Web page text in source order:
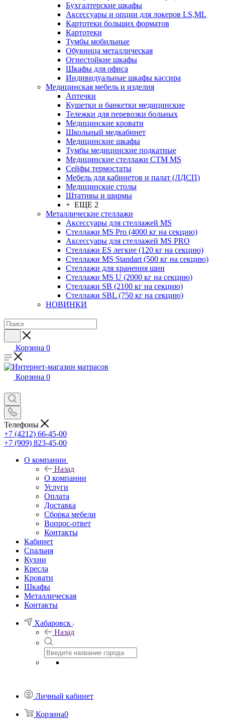
Бухгалтерские шкафы
Аксессуары и опции для локеров LS,ML
Картотеки больших форматов
Картотеки
Тумбы мобильные
Обувница металлическая
Огнестойкие шкафы
Шкафы для офиса
Индивидуальные шкафы кассира
Медицинская мебель и изделия
Аптечки
Кушетки и банкетки медицинские
Тележки для перевозки больных
Медицинские кровати
Школьный медкабинет
Медицинские шкафы
Тумбы медицинские подкатные
Медицинские стеллажи CTM MS
Сейфы термостаты
Мебель для кабинетов и палат (ЛДСП)
Медицинские столы
Штативы и ширмы
+ ЕЩЕ 2
Металлические стеллажи
Аксессуары для стеллажей MS
Стеллажи MS Pro (4000 кг на секцию)
Аксессуары для стеллажей MS PRO
Стеллажи ES легкие (120 кг на секцию)
Стеллажи MS Standart (500 кг на секцию)
Стеллажи для хранения шин
Стеллажи MS U (2000 кг на секцию)
Стеллажи SB (2100 кг на секцию)
Стеллажи SBL (750 кг на секцию)
НОВИНКИ
Корзина 0
Корзина 0
Телефоны
+7 (4212) 66-45-00
+7 (909) 823-45-00
О компании
Назад
О компании
Услуги
Оплата
Доставка
Сборка мебели
Вопрос-ответ
Контакты
Кабинет
Спальня
Кухни
Кресла
Кровати
Шкафы
Металлическая
Контакты
Хабаровск
Назад
Личный кабинет
Корзина0